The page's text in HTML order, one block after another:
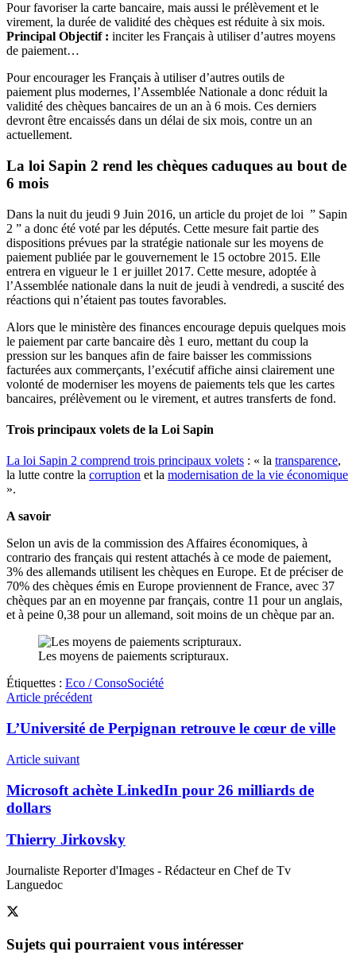
Pour favoriser la carte bancaire, mais aussi le prélèvement et le
virement, la durée de validité des chèques est réduite à six mois.
Principal Objectif : inciter les Français à utiliser d’autres moyens
de paiement…
Pour encourager les Français à utiliser d’autres outils de
paiement plus modernes, l’Assemblée Nationale a donc réduit la
validité des chèques bancaires de un an à 6 mois. Ces derniers
devront être encaissés dans un délai de six mois, contre un an
actuellement.
‎La loi Sapin 2 rend les chèques caduques au bout de
6 mois
Dans la nuit du jeudi 9 Juin 2016, un article du projet de loi ” Sapin
2 ” a donc été voté par les députés. Cette mesure fait partie des
dispositions prévues par la stratégie nationale sur les moyens de
paiement publiée par le gouvernement le 15 octobre 2015. Elle
entrera en vigueur le 1 er juillet 2017. Cette mesure, adoptée à
l’Assemblée nationale dans la nuit de jeudi à vendredi, a suscité des
réactions qui n’étaient pas toutes favorables.
Alors que le ministère des finances encourage depuis quelques mois
le paiement par carte bancaire dès 1 euro, mettant du coup la
pression sur les banques afin de faire baisser les commissions
facturées aux commerçants, l’exécutif affiche ainsi clairement une
volonté de moderniser les moyens de paiements tels que les cartes
bancaires, prélèvement ou le virement, et autres transferts de fond.
Trois principaux volets de la Loi Sapin
La loi Sapin 2 comprend trois principaux volets : « la transparence,
la lutte contre la corruption et la modernisation de la vie économique
».
A savoir
Selon un avis de la commission des Affaires économiques, à
contrario des français qui restent attachés à ce mode de paiement,
3% des allemands utilisent les chèques en Europe. Et de préciser de
70% des chèques émis en Europe proviennent de France, avec 37
chèques par an en moyenne par français, contre 11 pour un anglais,
et à peine 0,38 pour un allemand, soit moins de un chèque par an.
Les moyens de paiements scripturaux.
Étiquettes : Eco / ConsoSociété
Article précédent
L’Université de Perpignan retrouve le cœur de ville
Article suivant
Microsoft achète LinkedIn pour 26 milliards de
dollars
Thierry Jirkovsky
Journaliste Reporter d'Images - Rédacteur en Chef de Tv
Languedoc
Sujets qui pourraient vous intéresser